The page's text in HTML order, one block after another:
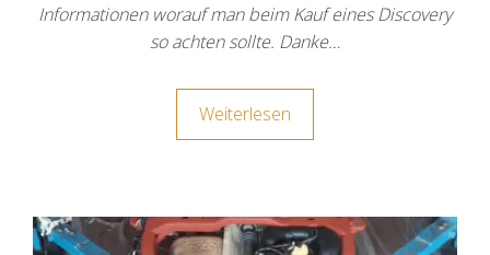
Informationen worauf man beim Kauf eines Discovery
so achten sollte. Danke…
Weiterlesen